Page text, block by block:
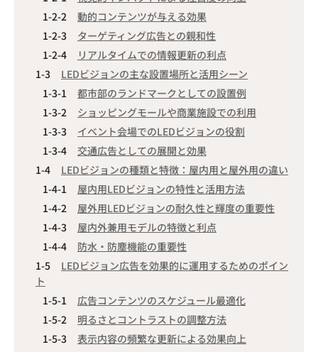
動的コンテンツが与える効果
ターゲティング広告との親和性
リアルタイムでの情報更新の利点
LEDビジョンの主な設置場所と活用シーン
都市部のランドマークとしての設置例
ショッピングモールや商業施設での利用
イベント会場でのLEDビジョンの役割
交通広告としての展開と効果
LEDビジョンの種類と特徴：屋内用と屋外用の違い
屋内用LEDビジョンの特性と活用方法
屋外用LEDビジョンの耐久性と輝度の重要性
屋内外兼用モデルの特徴と利点
防水・防塵機能の重要性
LEDビジョン広告を効果的に運用するためのポイン
ト
広告コンテンツのスケジュール最適化
明るさとコントラストの調整方法
表示内容の頻繁な更新による効果向上